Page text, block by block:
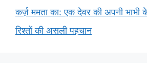
कर्ज़ ममता का: एक देवर की अपनी भाभी
रिश्तों की असली पहचान